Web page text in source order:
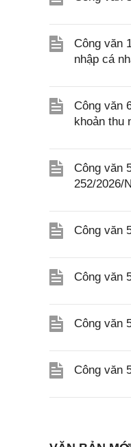
Công văn
nhập cá
Công văn
khoản thu
Công văn
252/2026/
Công văn
Công văn
Công văn
Công văn